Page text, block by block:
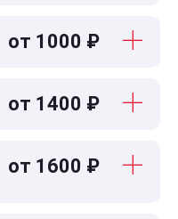
от 1000 ₽
от 1400 ₽
от 1600 ₽